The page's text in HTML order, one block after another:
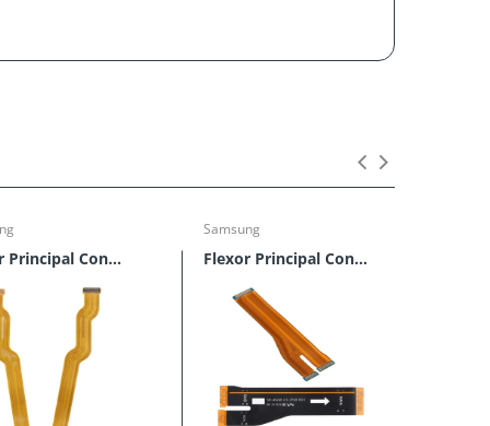
Flexor Principal Conector De Tablillas Samsung M10 (M105)
Samsung
Flexor Principal Conector De Tablillas Samsung A52 (A525)